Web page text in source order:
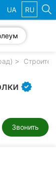
UA RU
Звонить